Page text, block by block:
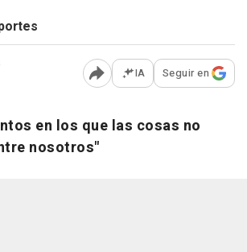
Abrir opciones para
IA Seguir en
en los que las cosas no
nosotros"